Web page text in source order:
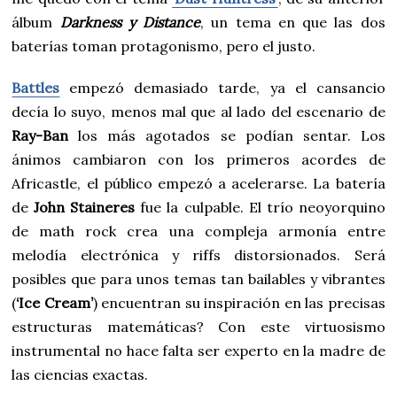
álbum Darkness y Distance, un tema en que las dos
baterías toman protagonismo, pero el justo.
Battles empezó demasiado tarde, ya el cansancio
decía lo suyo, menos mal que al lado del escenario de
Ray-Ban los más agotados se podían sentar. Los
ánimos cambiaron con los primeros acordes de
Africastle, el público empezó a acelerarse. La batería
deJohn Staineres fue la culpable. El trío neoyorquino
de math rock crea una compleja armonía entre
melodía electrónica y riffs distorsionados. Será
posibles que para unos temas tan bailables y vibrantes
(‘Ice Cream’) encuentran su inspiración en las precisas
estructuras matemáticas? Con este virtuosismo
instrumental no hace falta ser experto en la madre de
las ciencias exactas.